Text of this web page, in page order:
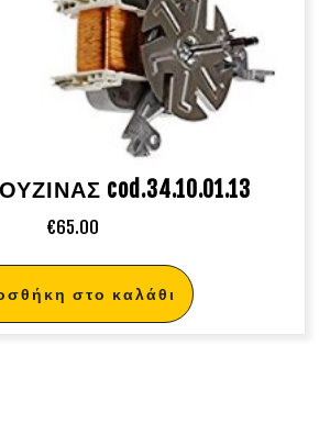
cod.34.10.01.13
€65.00
στο καλάθι